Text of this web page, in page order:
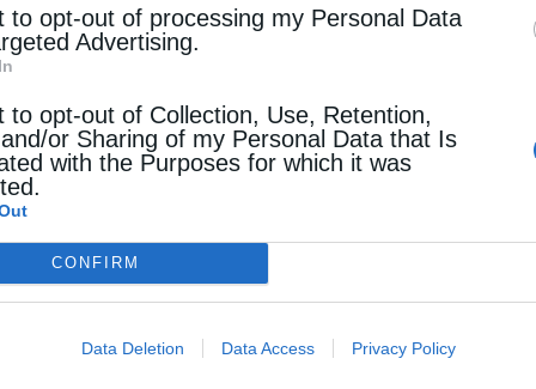
to opt-out of processing my Personal Data
Advertising.
to opt-out of Collection, Use, Retention,
or Sharing of my Personal Data that Is
with the Purposes for which it was
CONFIRM
Data Deletion Data Access Privacy Policy
στη Θεσσαλονίκη έχουμε καταφέρει και έχουμε
της πόλης λύνοντας σημαντικά την
μόνο η λειτουργία του μετρό αλλά και τα πολύ
από την Τοπική Αυτοδιοίκηση και όλα αυτά
στο κέντρο της πόλης.
προς την Καλαμαριά υπολογίζουμε να έχουμε
άρα η αύξηση της μείωσης των οχημάτων που
μεγαλύτερη. Εκτός από το μετρό πολύ σημαντική
λεωφορείων τόσο στην Αθήνα όσο και στην
τεχνολογίας, πλήρως προσβάσιμα για όλους τους